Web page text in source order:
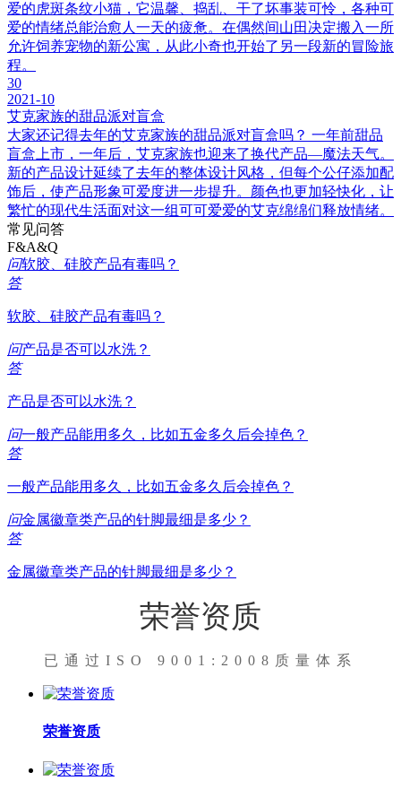
爱的虎斑条纹小猫，它温馨、捣乱、干了坏事装可怜，各种可
爱的情绪总能治愈人一天的疲惫。在偶然间山田决定搬入一所
允许饲养宠物的新公寓，从此小奇也开始了另一段新的冒险旅
程。
30
2021-10
艾克家族的甜品派对盲盒
大家还记得去年的艾克家族的甜品派对盲盒吗？ 一年前甜品
盲盒上市，一年后，艾克家族也迎来了换代产品—魔法天气。
新的产品设计延续了去年的整体设计风格，但每个公仔添加配
饰后，使产品形象可爱度进一步提升。颜色也更加轻快化，让
繁忙的现代生活面对这一组可可爱爱的艾克绵绵们释放情绪。
常见问答
F&A&Q
问软胶、硅胶产品有毒吗？
答
软胶、硅胶产品有毒吗？
问产品是否可以水洗？
答
产品是否可以水洗？
问一般产品能用多久，比如五金多久后会掉色？
答
一般产品能用多久，比如五金多久后会掉色？
问金属徽章类产品的针脚最细是多少？
答
金属徽章类产品的针脚最细是多少？
荣誉资质
已通过ISO 9001:2008质量体系
荣誉资质